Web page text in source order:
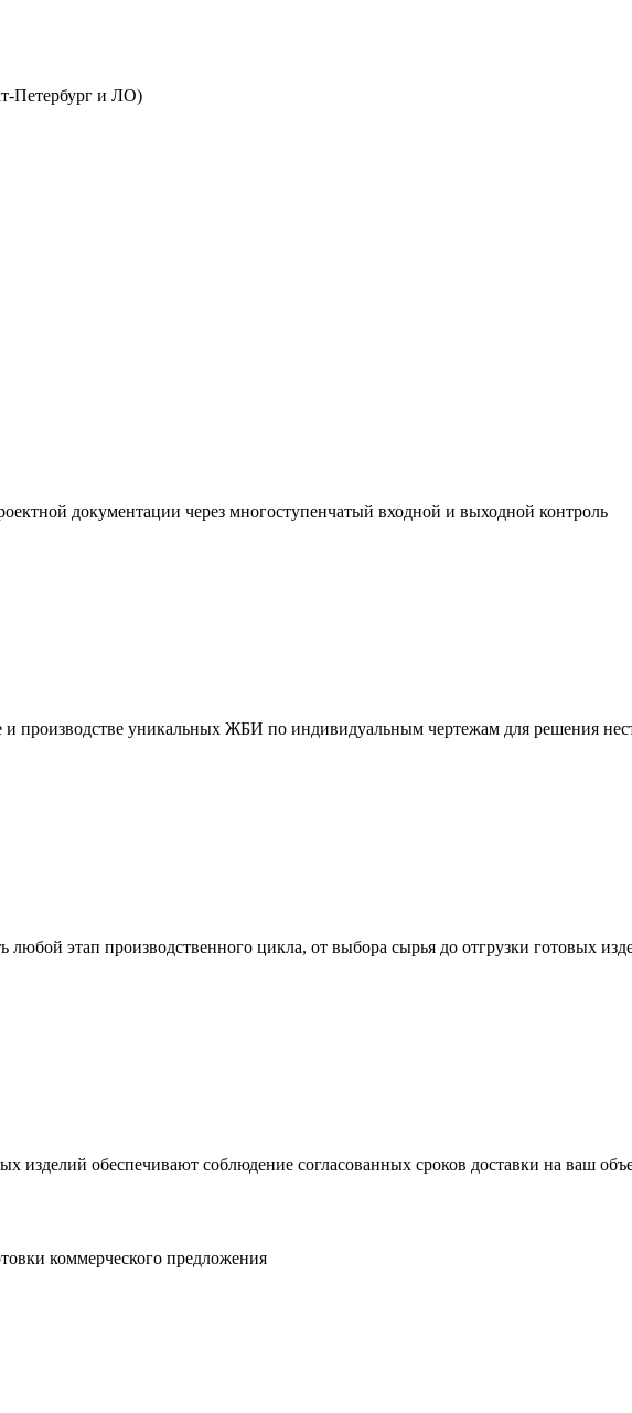
Петербург и ЛО)
документации через многоступенчатый входной и выходной контроль
и производстве уникальных ЖБИ по индивидуальным чертежам для решения
любой этап производственного цикла, от выбора сырья до отгрузки готовых
изделий обеспечивают соблюдение согласованных сроков доставки на ваш
коммерческого предложения